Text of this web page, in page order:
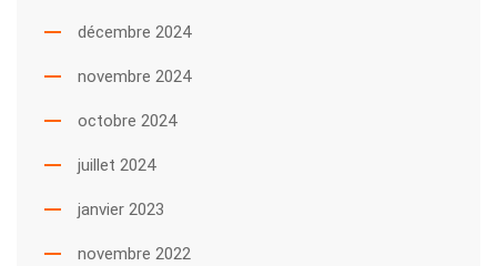
décembre 2024
novembre 2024
octobre 2024
juillet 2024
janvier 2023
novembre 2022